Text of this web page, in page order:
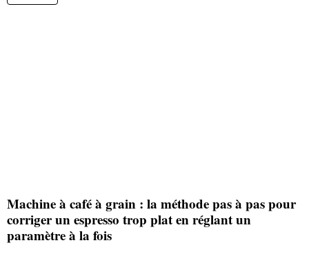
Machine à café à grain : la méthode pas à pas pour
corriger un espresso trop plat en réglant un
paramètre à la fois